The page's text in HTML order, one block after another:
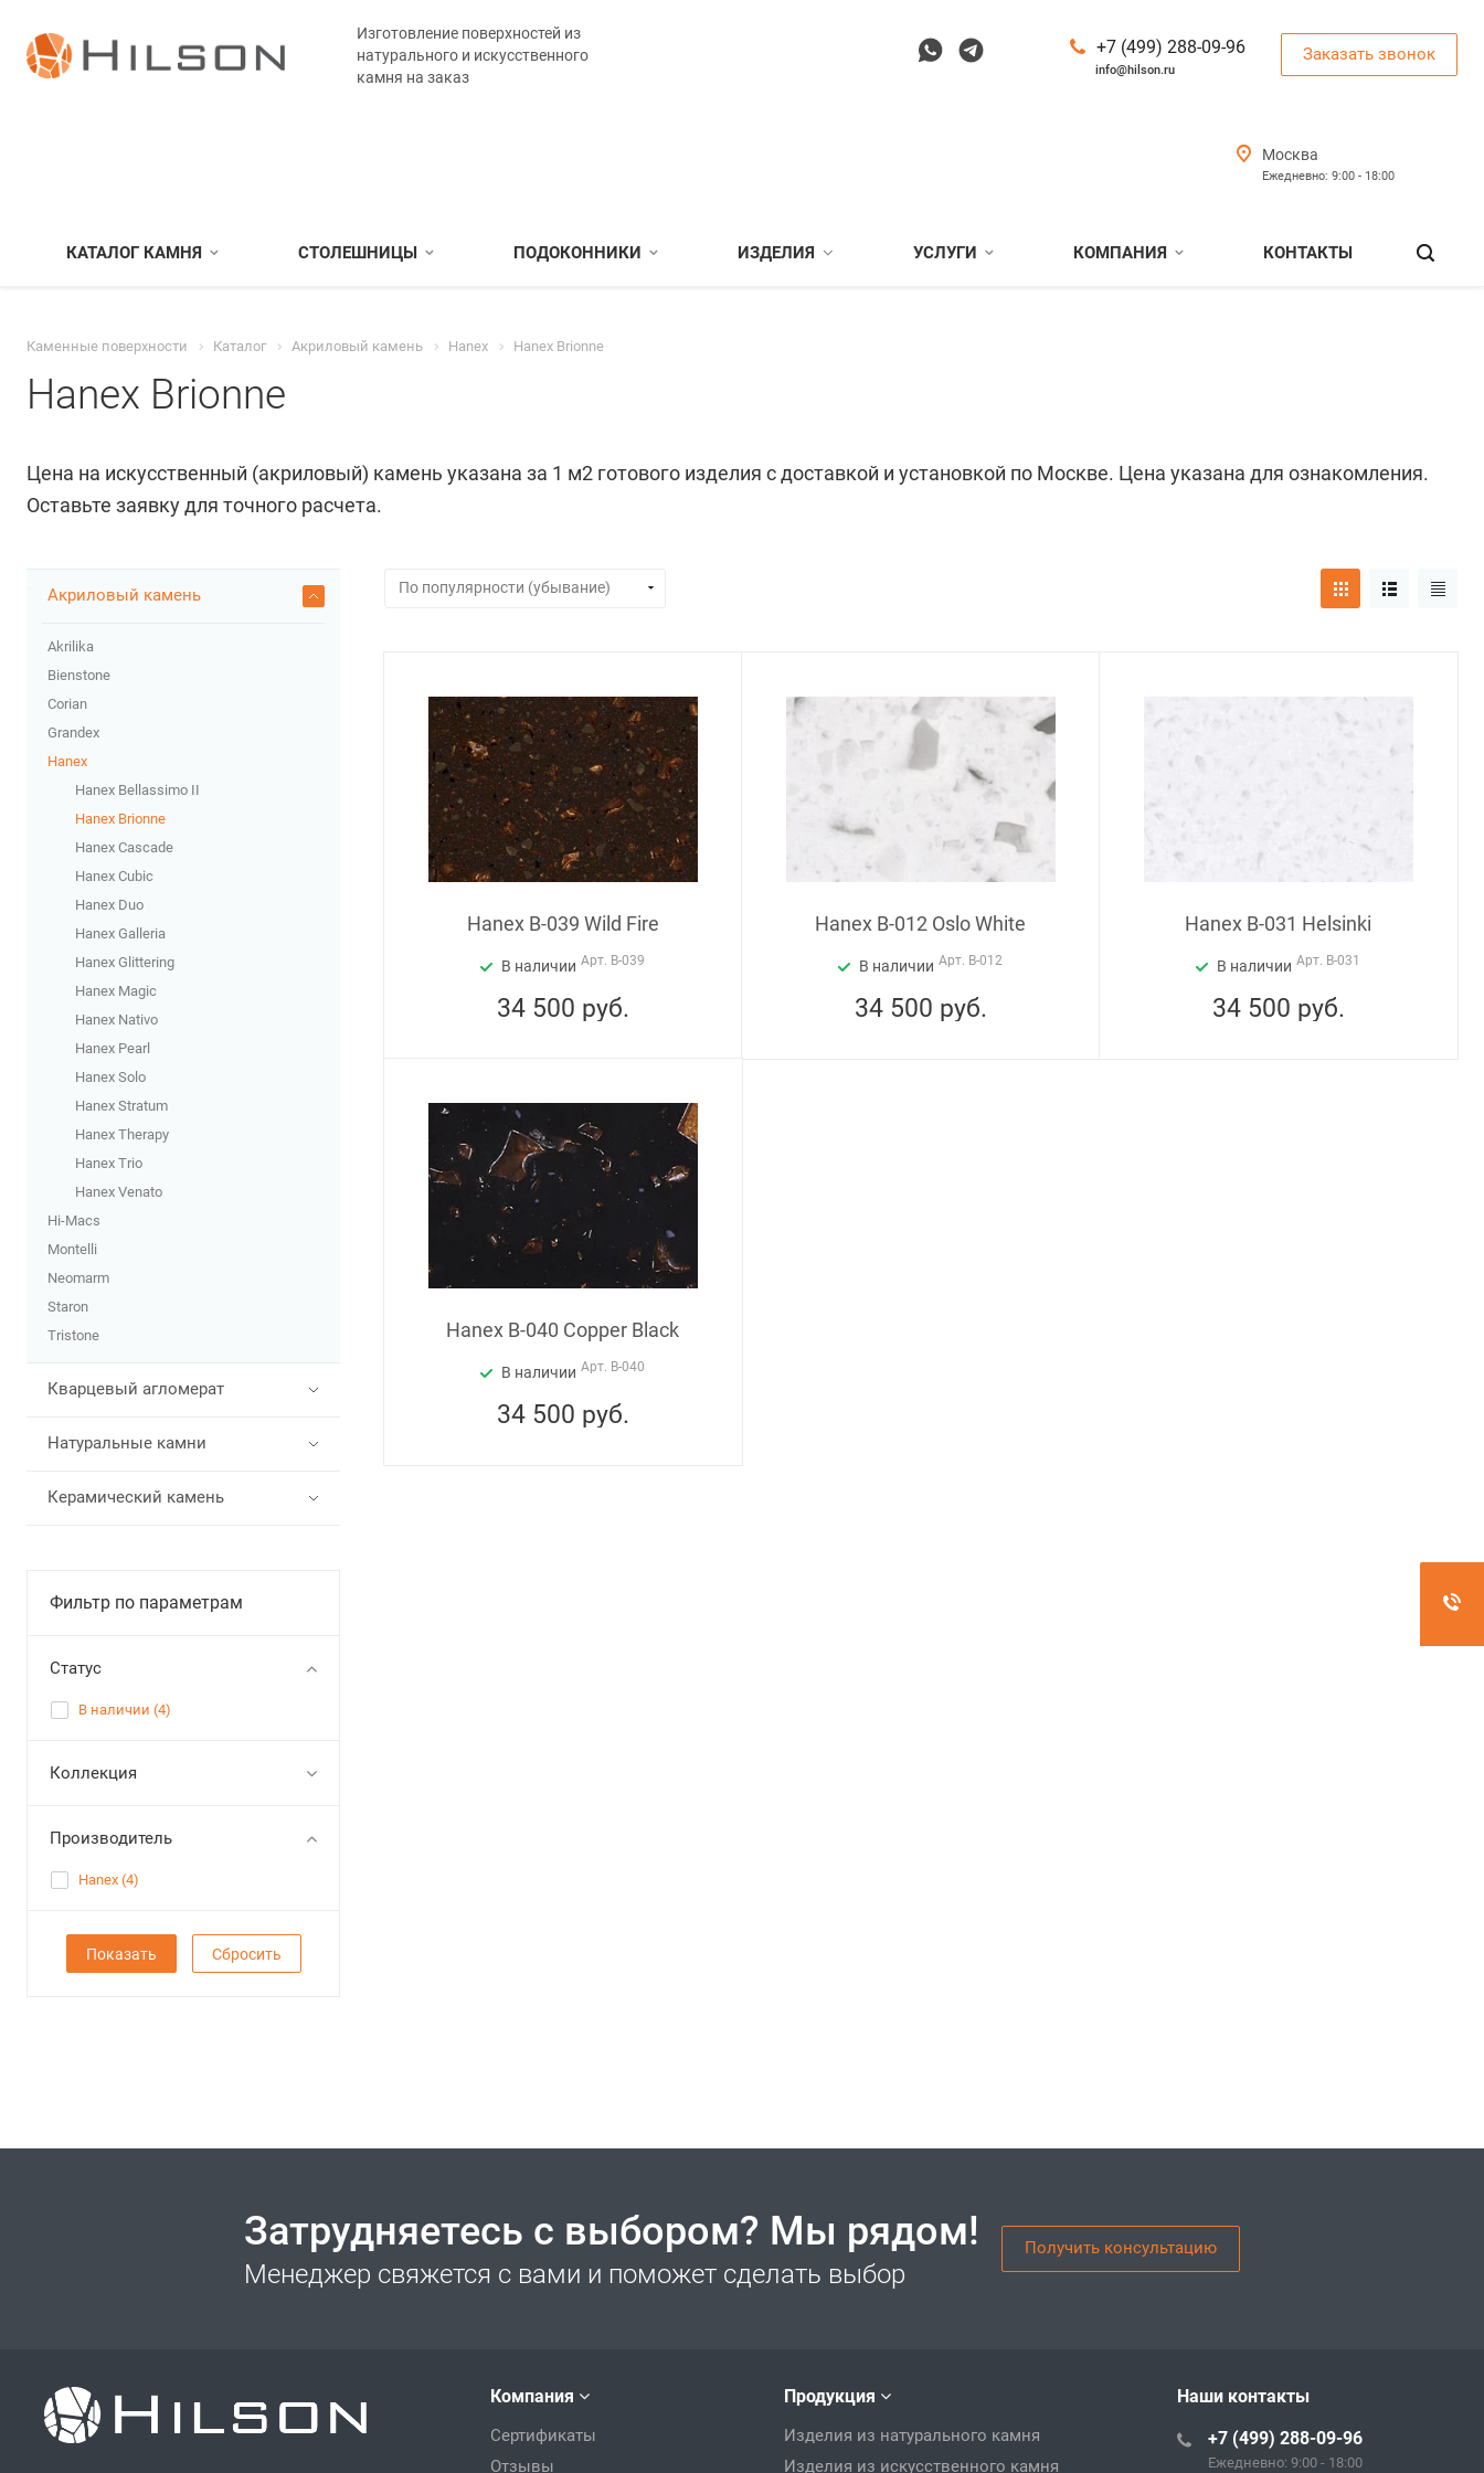
Изготовление поверхностей из
натурального и искусственного
камня на заказ
+7 (499) 288-09-96
info@hilson.ru
Заказать звонок
Москва
Ежедневно: 9:00 - 18:00
КАТАЛОГ КАМНЯ СТОЛЕШНИЦЫ ПОДОКОННИКИ ИЗДЕЛИЯ УСЛУГИ КОМПАНИЯ КОНТАКТЫ
Каменные поверхности Каталог Акриловый камень Hanex Hanex Brionne
Hanex Brionne
Цена на искусственный (акриловый) камень указана за 1 м2 готового изделия с доставкой и установкой по Москве. Цена указана для ознакомления.
Оставьте заявку для точного расчета.
Hanex B-039 Wild Fire
В наличии Арт. B-039
34 500 руб.
Hanex B-012 Oslo White
В наличии Арт. B-012
34 500 руб.
Hanex B-031 Helsinki
В наличии Арт. B-031
34 500 руб.
Hanex B-040 Copper Black
В наличии Арт. B-040
34 500 руб.
Акриловый камень
Akrilika
Bienstone
Corian
Grandex
Hanex
Hanex Bellassimo II
Hanex Brionne
Hanex Cascade
Hanex Cubic
Hanex Duo
Hanex Galleria
Hanex Glittering
Hanex Magic
Hanex Nativo
Hanex Pearl
Hanex Solo
Hanex Stratum
Hanex Therapy
Hanex Trio
Hanex Venato
Hi-Macs
Montelli
Neomarm
Staron
Tristone
Кварцевый агломерат
Натуральные камни
Керамический камень
Фильтр по параметрам
Статус
В наличии (4)
Коллекция
Производитель
Hanex (4)
Сбросить
Затрудняетесь с выбором? Мы рядом!
Менеджер свяжется с вами и поможет сделать выбор
Получить консультацию
Компания
Сертификаты
Отзывы
Продукция
Изделия из натурального камня
Изделия из искусственного камня
Наши контакты
+7 (499) 288-09-96
Ежедневно: 9:00 - 18:00